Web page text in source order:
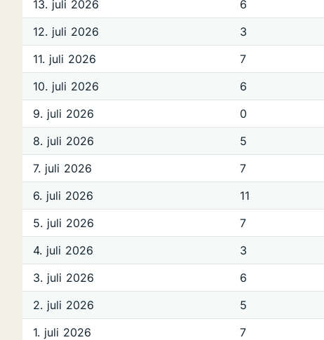
13. juli 2026
6
12. juli 2026
3
11. juli 2026
7
10. juli 2026
6
9. juli 2026
0
8. juli 2026
5
7. juli 2026
7
6. juli 2026
11
5. juli 2026
7
4. juli 2026
3
3. juli 2026
6
2. juli 2026
5
1. juli 2026
7